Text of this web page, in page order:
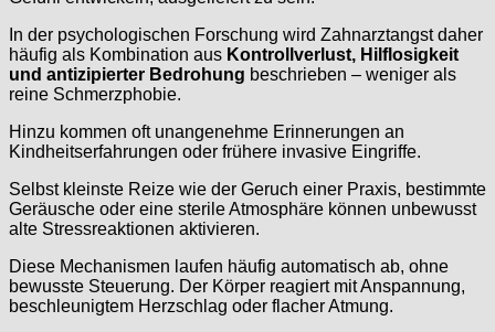
In der psychologischen Forschung wird Zahnarztangst daher
häufig als Kombination aus Kontrollverlust, Hilflosigkeit
und antizipierter Bedrohung beschrieben – weniger als
reine Schmerzphobie.
Hinzu kommen oft unangenehme Erinnerungen an
Kindheitserfahrungen oder frühere invasive Eingriffe.
Selbst kleinste Reize wie der Geruch einer Praxis, bestimmte
Geräusche oder eine sterile Atmosphäre können unbewusst
alte Stressreaktionen aktivieren.
Diese Mechanismen laufen häufig automatisch ab, ohne
bewusste Steuerung. Der Körper reagiert mit Anspannung,
beschleunigtem Herzschlag oder flacher Atmung.